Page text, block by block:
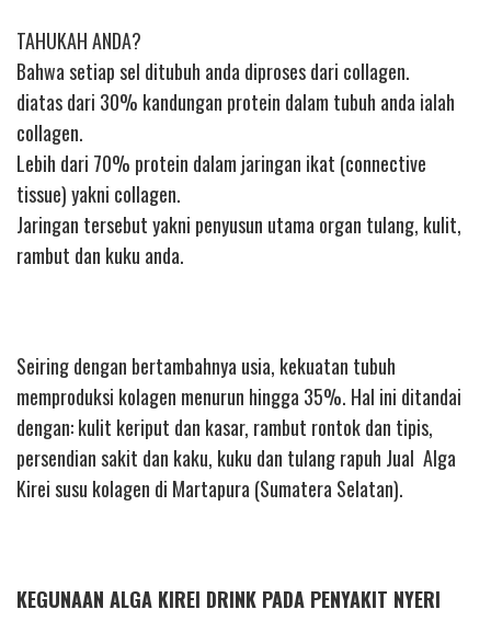
TAHUKAH ANDA?
Bahwa setiap sel ditubuh anda diproses dari collagen.
diatas dari 30% kandungan protein dalam tubuh anda ialah
collagen.
Lebih dari 70% protein dalam jaringan ikat (connective
tissue) yakni collagen.
Jaringan tersebut yakni penyusun utama organ tulang, kulit,
rambut dan kuku anda.
Seiring dengan bertambahnya usia, kekuatan tubuh
memproduksi kolagen menurun hingga 35%. Hal ini ditandai
dengan: kulit keriput dan kasar, rambut rontok dan tipis,
persendian sakit dan kaku, kuku dan tulang rapuh Jual Alga
Kirei susu kolagen di Martapura (Sumatera Selatan).
KEGUNAAN ALGA KIREI DRINK PADA PENYAKIT NYERI